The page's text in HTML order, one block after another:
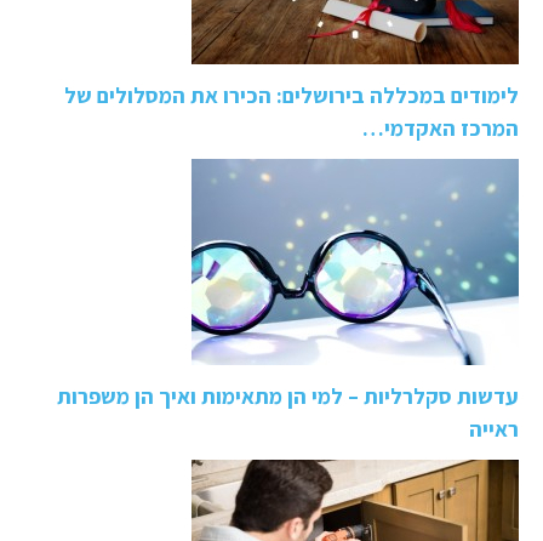
לימודים במכללה בירושלים: הכירו את המסלולים של
המרכז האקדמי…
עדשות סקלרליות – למי הן מתאימות ואיך הן משפרות
ראייה